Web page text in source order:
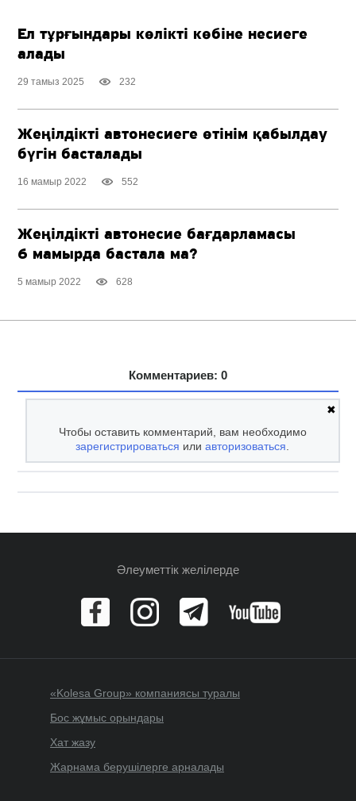
Ел тұрғындары көлікті көбіне несиеге
алады
29 тамыз 2025 232
Жеңілдікті автонесиеге өтінім қабылдау
бүгін басталады
16 мамыр 2022 552
Жеңілдікті автонесие бағдарламасы
6 мамырда бастала ма?
5 мамыр 2022 628
Комментариев: 0
✖
Чтобы оставить комментарий, вам необходимо
зарегистрироваться илиавторизоваться.
Әлеуметтік желілерде
«Kolesa Group» компаниясы туралы
Бос жұмыс орындары
Хат жазу
Жарнама берушілерге арналады